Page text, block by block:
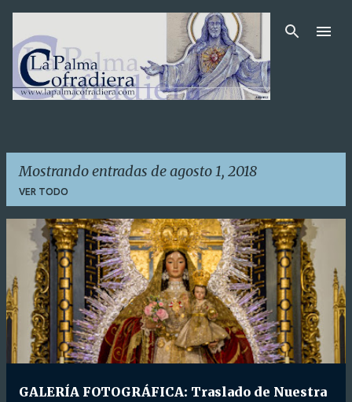
Ir al contenido principal
Mostrando entradas de agosto 1, 2018
VER TODO
t
r
a
GALERÍA FOTOGRÁFICA: Traslado de Nuestra